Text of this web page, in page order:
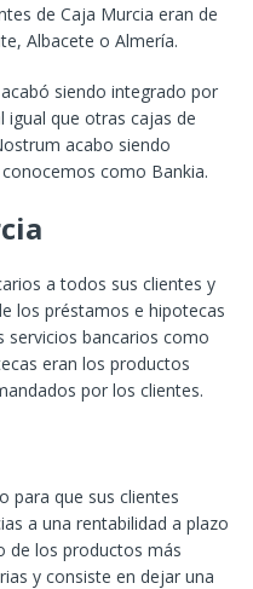
de Caja Murcia eran de
Albacete o Almería.
siendo integrado por
que otras cajas de
acabo siendo
como Bankia.
a todos sus clientes y
los préstamos e hipotecas
servicios bancarios como
eran los productos
por los clientes.
para que sus clientes
a una rentabilidad a plazo
de los productos más
y consiste en dejar una